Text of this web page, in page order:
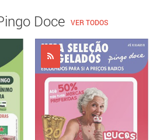
Doce VER TODOS